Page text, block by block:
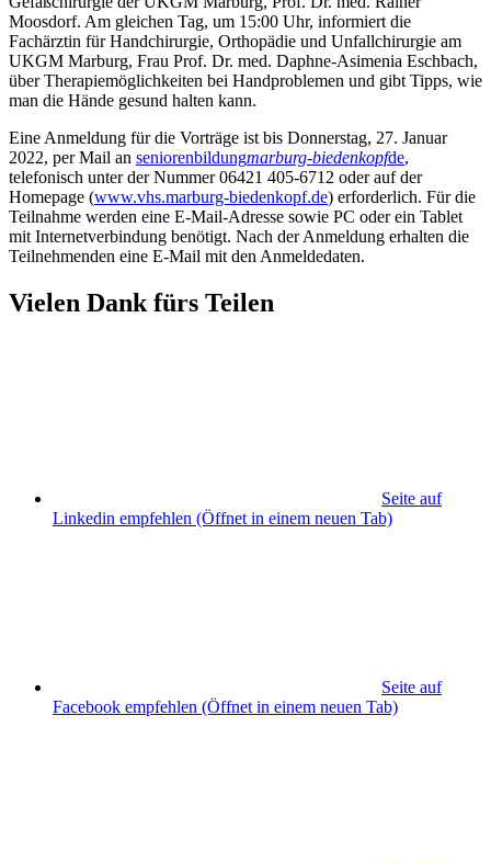
Moosdorf. Am gleichen Tag, um 15:00 Uhr, informiert die
Fachärztin für Handchirurgie, Orthopädie und Unfallchirurgie am
UKGM Marburg, Frau Prof. Dr. med. Daphne-Asimenia Eschbach,
über Therapiemöglichkeiten bei Handproblemen und gibt Tipps, wie
man die Hände gesund halten kann.
Eine Anmeldung für die Vorträge ist bis Donnerstag, 27. Januar
2022, per Mail an seniorenbildungmarburg-biedenkopfde,
telefonisch unter der Nummer 06421 405-6712 oder auf der
Homepage (www.vhs.marburg-biedenkopf.de) erforderlich. Für die
Teilnahme werden eine E-Mail-Adresse sowie PC oder ein Tablet
mit Internetverbindung benötigt. Nach der Anmeldung erhalten die
Teilnehmenden eine E-Mail mit den Anmeldedaten.
Vielen Dank fürs Teilen
Seite auf
Linkedin empfehlen (Öffnet in einem neuen Tab)
Seite auf
Facebook empfehlen (Öffnet in einem neuen Tab)